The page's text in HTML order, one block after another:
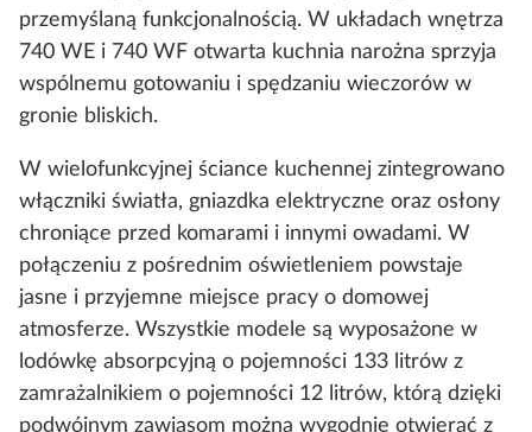
przemyślaną funkcjonalnością. W układach wnętrza
740 WE i 740 WF otwarta kuchnia narożna sprzyja
wspólnemu gotowaniu i spędzaniu wieczorów w
gronie bliskich.
W wielofunkcyjnej ściance kuchennej zintegrowano
włączniki światła, gniazdka elektryczne oraz osłony
chroniące przed komarami i innymi owadami. W
połączeniu z pośrednim oświetleniem powstaje
jasne i przyjemne miejsce pracy o domowej
atmosferze. Wszystkie modele są wyposażone w
lodówkę absorpcyjną o pojemności 133 litrów z
zamrażalnikiem o pojemności 12 litrów, którą dzięki
podwójnym zawiasom można wygodnie otwierać z